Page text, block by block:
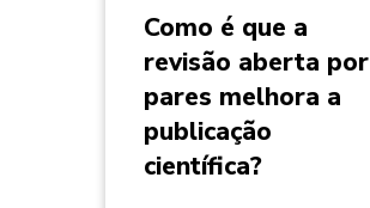
Como é que a
revisão aberta por
pares melhora a
publicação
científica?